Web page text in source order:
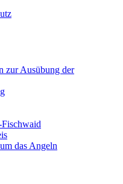
zur Ausübung der
das Angeln